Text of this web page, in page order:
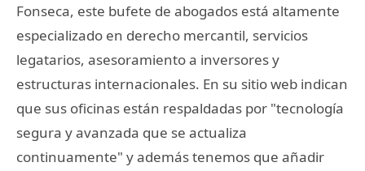
Fonseca, este bufete de abogados está altamente
especializado en derecho mercantil, servicios
legatarios, asesoramiento a inversores y
estructuras internacionales. En su sitio web indican
que sus oficinas están respaldadas por "tecnología
segura y avanzada que se actualiza
continuamente" y además tenemos que añadir